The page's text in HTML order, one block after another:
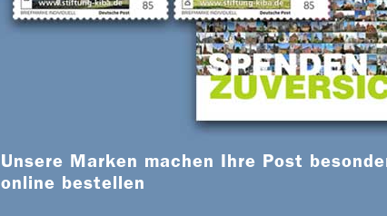
Unsere Marken machen Ihre Post
online bestellen